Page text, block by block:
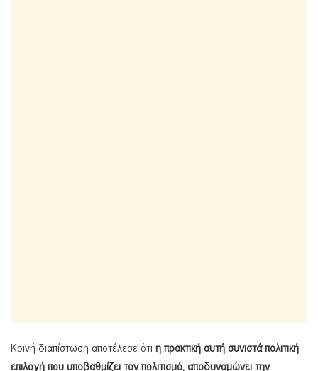
Κοινή διαπίστωση αποτέλεσε ότι η πρακτική αυτή συνιστά πολιτική
επιλογή που υποβαθμίζει τον πολιτισμό, αποδυναμώνει την